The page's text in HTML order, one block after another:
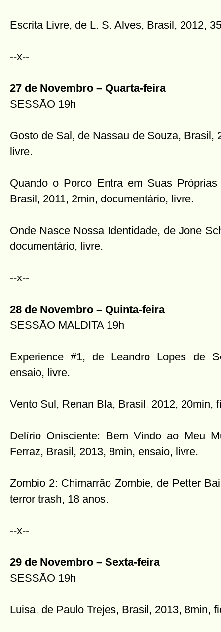
Escrita Livre, de L. S. Alves, Brasil, 2012,
--x--
27 de Novembro – Quarta-feira
SESSÃO 19h
Gosto de Sal, de Nassau de Souza, Brasil,
livre.
Quando o Porco Entra em Suas
Brasil, 2011, 2min, documentário, livre.
Onde Nasce Nossa Identidade, de Jone
documentário, livre.
--x--
28 de Novembro – Quinta-feira
SESSÃO MALDITA 19h
Experience #1, de Leandro Lopes de
ensaio, livre.
Vento Sul, Renan Bla, Brasil, 2012, 20min,
Delírio Onisciente: Bem Vindo ao Meu
Ferraz, Brasil, 2013, 8min, ensaio, livre.
Zombio 2: Chimarrão Zombie, de Petter
terror trash, 18 anos.
--x--
29 de Novembro – Sexta-feira
SESSÃO 19h
Luisa, de Paulo Trejes, Brasil, 2013, 8min,